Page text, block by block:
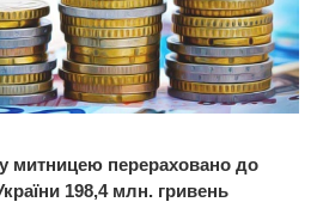
митницею перераховано до
198,4 млн. гривень